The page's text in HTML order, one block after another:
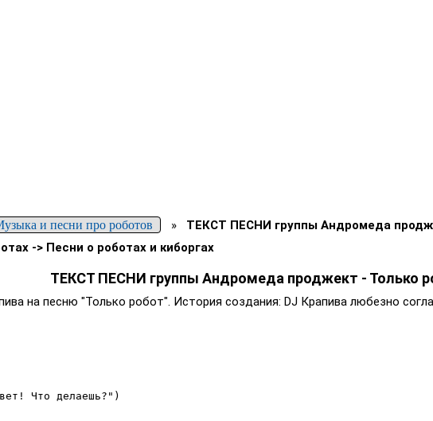
и песни про роботов » ТЕКСТ ПЕСНИ группы Андромеда
-> Песни о роботах и киборгах
ТЕКСТ ПЕСНИ группы Андромеда проджект - Только
на песню "Только робот". История создания: DJ Крапива любезно
Что делаешь?")